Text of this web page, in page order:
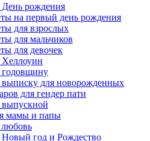
рождения
на первый день рождения
для взрослых
для мальчиков
для девочек
годовщину
выписку для новорожденных
для гендер пати
мамы и папы
Новый год и Рождество